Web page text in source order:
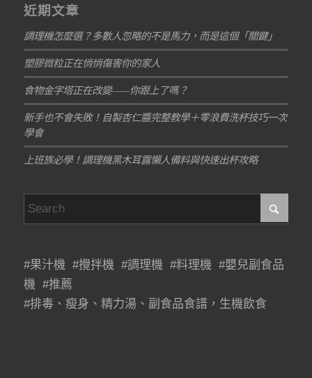
近期文章
調理機怎麼選？多數人忽略的不是馬力，而是這個「關鍵」
塑膠微粒正在悄悄傷害你的家人
食物金字塔正在改變——你跟上了嗎？
新手也不會失敗！自製杏仁醬完整教學＋零浪費洗杯技巧一次
學會
上班族必學！調理機黑木耳露懶人備料與快速出杯攻略
#果汁機 #攪拌機 #調理機 #料理機 #嬰兒副食品
機 #推薦
#排毒、瘦身、精力湯、副食品食譜，生機飲食